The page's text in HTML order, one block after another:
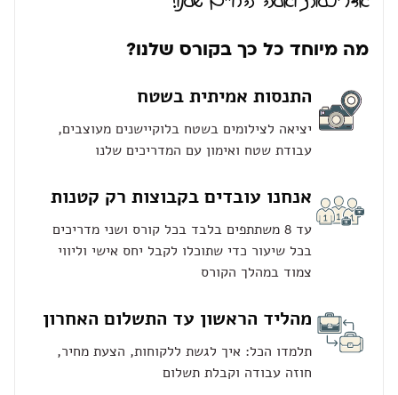
מה מיוחד כל כך בקורס שלנו?
התנסות אמיתית בשטח
יציאה לצילומים בשטח בלוקיישנים מעוצבים,
עבודת שטח ואימון עם המדריכים שלנו
אנחנו עובדים בקבוצות רק קטנות
עד 8 משתתפים בלבד בכל קורס ושני מדריכים
בכל שיעור כדי שתוכלו לקבל יחס אישי וליווי
צמוד במהלך הקורס
מהליד הראשון עד התשלום האחרון
תלמדו הכל: איך לגשת ללקוחות, הצעת מחיר,
חוזה עבודה וקבלת תשלום